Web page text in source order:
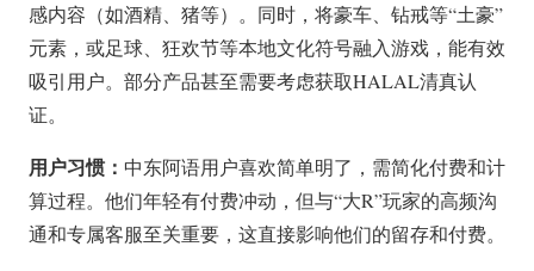
感内容（如酒精、猪等）。同时，将豪车、钻戒等“土豪”
元素，或足球、狂欢节等本地文化符号融入游戏，能有效
吸引用户。部分产品甚至需要考虑获取HALAL清真认
证。
用户习惯： 中东阿语用户喜欢简单明了，需简化付费和计
算过程。他们年轻有付费冲动，但与“大R”玩家的高频沟
通和专属客服至关重要，这直接影响他们的留存和付费。